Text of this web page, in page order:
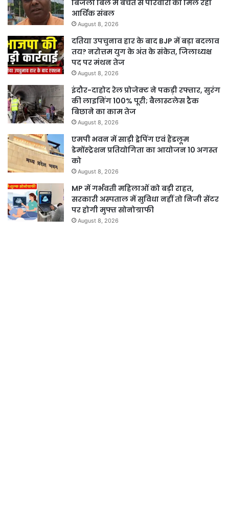
बिजली बिल में बचत से परिवारों को मिल रहा
आर्थिक संबल
August 8, 2026
दतिया उपचुनाव हार के बाद BJP में बड़ा बदलाव
तय? नरोत्तम युग के अंत के संकेत, जिलाध्यक्ष
पद पर मंथन तेज
August 8, 2026
इंदौर-दाहोद रेल प्रोजेक्ट ने पकड़ी रफ्तार, सुरंग
की लाइनिंग 100% पूरी; बैलास्टलेस ट्रैक
बिछाने का काम तेज
August 8, 2026
एमपी भवन में साड़ी ड्रेपिंग एवं हैंडलूम
डेमोंस्ट्रेशन प्रतियोगिता का आयोजन 10 अगस्त
को
August 8, 2026
MP में गर्भवती महिलाओं को बड़ी राहत,
सरकारी अस्पताल में सुविधा नहीं तो निजी सेंटर
पर होगी मुफ्त सोनोग्राफी
August 8, 2026